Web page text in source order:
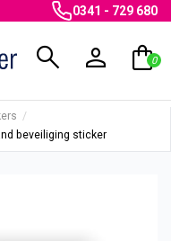
0341 - 729 680
search person shopping_bag
0
beveiliging sticker